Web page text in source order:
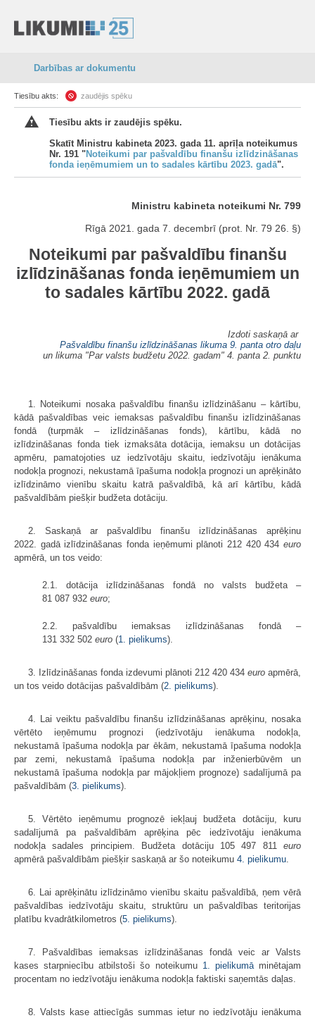
Darbības ar dokumentu
Tiesību akts: zaudējis spēku
Tiesību akts ir zaudējis spēku.
Skatīt Ministru kabineta 2023. gada 11. aprīļa noteikumus
Nr. 191 "Noteikumi par pašvaldību finanšu izlīdzināšanas
fonda ieņēmumiem un to sadales kārtību 2023. gadā".
Ministru kabineta noteikumi Nr. 799
Rīgā 2021. gada 7. decembrī (prot. Nr. 79 26. §)
Noteikumi par pašvaldību finanšu
izlīdzināšanas fonda ieņēmumiem un
to sadales kārtību 2022. gadā
Izdoti saskaņā ar
Pašvaldību finanšu izlīdzināšanas likuma 9. panta otro daļu
un likuma "Par valsts budžetu 2022. gadam" 4. panta 2. punktu
1. Noteikumi nosaka pašvaldību finanšu izlīdzināšanu – kārtību,
kādā pašvaldības veic iemaksas pašvaldību finanšu izlīdzināšanas
fondā (turpmāk – izlīdzināšanas fonds), kārtību, kādā no
izlīdzināšanas fonda tiek izmaksāta dotācija, iemaksu un dotācijas
apmēru, pamatojoties uz iedzīvotāju skaitu, iedzīvotāju ienākuma
nodokļa prognozi, nekustamā īpašuma nodokļa prognozi un aprēķināto
izlīdzināmo vienību skaitu katrā pašvaldībā, kā arī kārtību, kādā
pašvaldībām piešķir budžeta dotāciju.
2. Saskaņā ar pašvaldību finanšu izlīdzināšanas aprēķinu
2022. gadā izlīdzināšanas fonda ieņēmumi plānoti 212 420 434 euro
apmērā, un tos veido:
2.1. dotācija izlīdzināšanas fondā no valsts budžeta –
81 087 932 euro;
2.2. pašvaldību iemaksas izlīdzināšanas fondā –
131 332 502 euro (1. pielikums).
3. Izlīdzināšanas fonda izdevumi plānoti 212 420 434 euro apmērā,
un tos veido dotācijas pašvaldībām (2. pielikums).
4. Lai veiktu pašvaldību finanšu izlīdzināšanas aprēķinu, nosaka
vērtēto ieņēmumu prognozi (iedzīvotāju ienākuma nodokļa,
nekustamā īpašuma nodokļa par ēkām, nekustamā īpašuma nodokļa
par zemi, nekustamā īpašuma nodokļa par inženierbūvēm un
nekustamā īpašuma nodokļa par mājokļiem prognoze) sadalījumā pa
pašvaldībām (3. pielikums).
5. Vērtēto ieņēmumu prognozē iekļauj budžeta dotāciju, kuru
sadalījumā pa pašvaldībām aprēķina pēc iedzīvotāju ienākuma
nodokļa sadales principiem. Budžeta dotāciju 105 497 811 euro
apmērā pašvaldībām piešķir saskaņā ar šo noteikumu 4. pielikumu
6. Lai aprēķinātu izlīdzināmo vienību skaitu pašvaldībā, ņem vērā
pašvaldības iedzīvotāju skaitu, struktūru un pašvaldības teritorijas
platību kvadrātkilometros (5. pielikums).
7. Pašvaldības iemaksas izlīdzināšanas fondā veic ar Valsts
kases starpniecību atbilstoši šo noteikumu 1. pielikumāminētajam
procentam no iedzīvotāju ienākuma nodokļa faktiski saņemtās daļas.
8. Valsts kase attiecīgās summas ietur no iedzīvotāju ienākuma